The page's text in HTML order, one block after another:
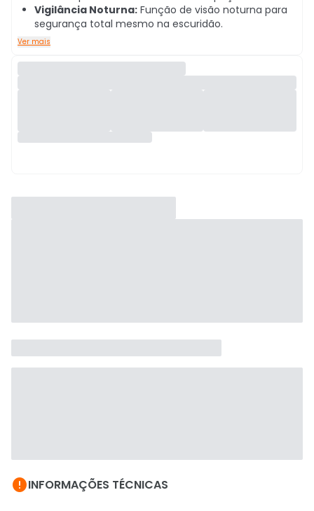
Vigilância Noturna: Função de visão noturna para
segurança total mesmo na escuridão.
Ver mais
INFORMAÇÕES TÉCNICAS